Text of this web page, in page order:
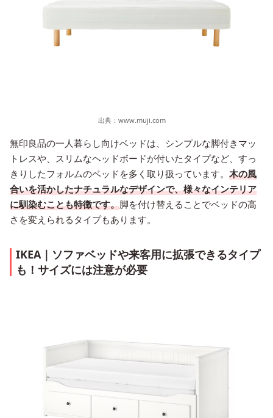
出典： www.muji.com
無印良品の一人暮らし向けベッドは、シンプルな脚付きマッ
トレスや、スリムなヘッドボードが付いたタイプなど、すっ
きりしたフォルムのベッドを多く取り扱っています。 木の風
合いを活かしたナチュラルなデザインで、様々なインテリア
に馴染むことも特徴です。脚を付け替えることでベッドの高
さを変えられるタイプもあります。
IKEA｜ソファベッドや来客用に拡張できるタイプ
も！サイズには注意が必要